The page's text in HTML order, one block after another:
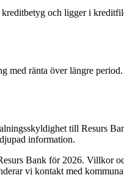
och ligger i
ränta över längre
till Resurs
information.
Bank för 2026. Villkor
vi kontakt med